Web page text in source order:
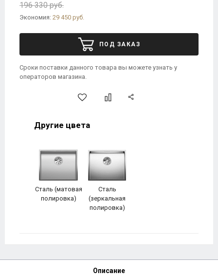
196 330 руб.
Экономия: 29 450 руб.
ПОД ЗАКАЗ
Сроки поставки данного товара вы можете узнать у
операторов магазина.
Другие цвета
Сталь (матовая
полировка)
Сталь
(зеркальная
полировка)
Описание